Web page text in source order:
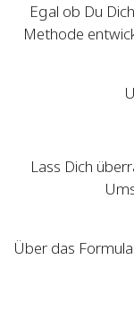
Egal ob Du
Methode
Lass Dich
Über das